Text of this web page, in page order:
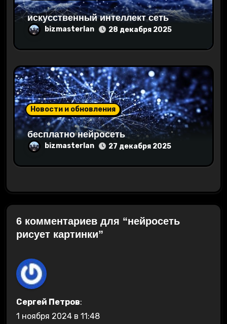
искусственный интеллект сеть
bizmasterlan 28 декабря 2025
Новости и обновления
бесплатно нейросеть
bizmasterlan 27 декабря 2025
6 комментариев для “нейросеть
рисует картинки”
Сергей Петров:
1 ноября 2024 в 11:48